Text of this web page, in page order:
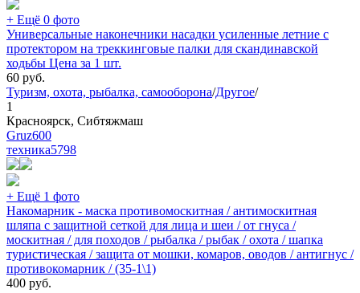
+ Ещё 0 фото
Универсальные наконечники насадки усиленные летние с
протектором на треккинговые палки для скандинавской
ходьбы Цена за 1 шт.
60 руб.
Туризм, охота, рыбалка, самооборона/Другое/
1
Красноярск, Сибтяжмаш
Gruz600
техника5798
+ Ещё 1 фото
Накомарник - маска противомоскитная / антимоскитная
шляпа с защитной сеткой для лица и шеи / от гнуса /
москитная / для походов / рыбалка / рыбак / охота / шапка
туристическая / защита от мошки, комаров, оводов / антигнус /
противокомарник / (35-1\1)
400 руб.